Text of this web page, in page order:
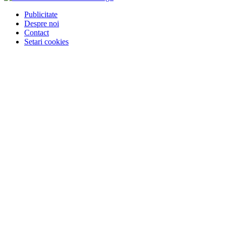
Publicitate
Despre noi
Contact
Setari cookies